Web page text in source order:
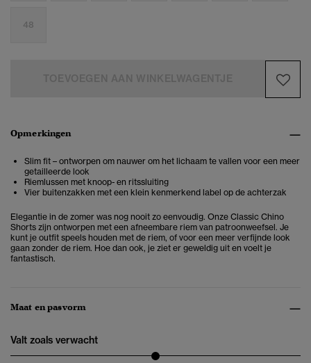
48
Opmerkingen
Slim fit – ontworpen om nauwer om het lichaam te vallen voor een meer
getailleerde look
Riemlussen met knoop- en ritssluiting
Vier buitenzakken met een klein kenmerkend label op de achterzak
Elegantie in de zomer was nog nooit zo eenvoudig. Onze Classic Chino
Shorts zijn ontworpen met een afneembare riem van patroonweefsel. Je
kunt je outfit speels houden met de riem, of voor een meer verfijnde look
gaan zonder de riem. Hoe dan ook, je ziet er geweldig uit en voelt je
fantastisch.
Maat en pasvorm
Valt zoals verwacht